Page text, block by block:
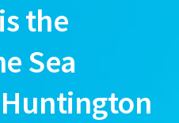
the
Sea